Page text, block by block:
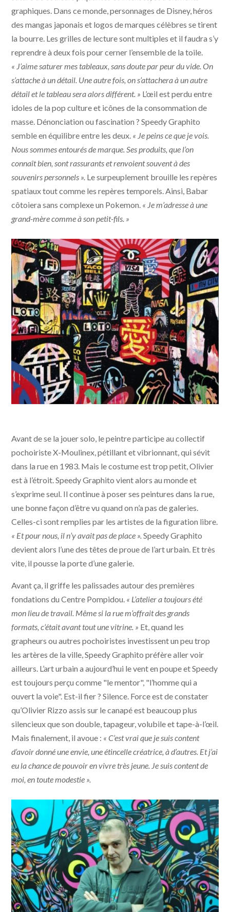
graphiques. Dans ce monde, personnages de Disney, héros
des mangas japonais et logos de marques célèbres se tirent
la bourre. Les grilles de lecture sont multiples et il faudra s’y
reprendre à deux fois pour cerner l’ensemble de la toile.
« J’aime saturer mes tableaux, sans doute par peur du vide. On
s’attache à un détail. Une autre fois, on s’attachera à un autre
détail et le tableau sera alors différent. » L’œil est perdu entre
idoles de la pop culture et icônes de la consommation de
masse. Dénonciation ou fascination ? Speedy Graphito
semble en équilibre entre les deux. « Je peins ce que je vois.
Nous sommes entourés de marque. Ses produits, que l’on
connaît bien, sont rassurants et renvoient souvent à des
souvenirs personnels ». Le surpeuplement brouille les repères
spatiaux tout comme les repères temporels. Ainsi, Babar
côtoiera sans complexe un Pokemon. « Je m’adresse à une
grand-mère comme à son petit-fils. »
Avant de se la jouer solo, le peintre participe au collectif
pochoiriste X-Moulinex, pétillant et vibrionnant, qui sévit
dans la rue en 1983. Mais le costume est trop petit, Olivier
est à l’étroit. Speedy Graphito vient alors au monde et
s’exprime seul. Il continue à poser ses peintures dans la rue,
une bonne façon d’être vu quand on n’a pas de galeries.
Celles-ci sont remplies par les artistes de la figuration libre.
« Et pour nous, il n’y avait pas de place ».Speedy Graphito
devient alors l’une des têtes de proue de l’art urbain. Et très
vite, il pousse la porte d’une galerie.
Avant ça, il griffe les palissades autour des premières
fondations du Centre Pompidou. « L’atelier a toujours été
mon lieu de travail. Même si la rue m’offrait des grands
formats, c’était avant tout une vitrine. » Et, quand les
grapheurs ou autres pochoiristes investissent un peu trop
les artères de la ville, Speedy Graphito préfère aller voir
ailleurs. L’art urbain a aujourd’hui le vent en poupe et Speedy
est toujours perçu comme "le mentor", "l’homme qui a
ouvert la voie". Est-il fier ? Silence. Force est de constater
qu’Olivier Rizzo assis sur le canapé est beaucoup plus
silencieux que son double, tapageur, volubile et tape-à-l’œil.
Mais finalement, il avoue : « C’est vrai que je suis content
d’avoir donné une envie, une étincelle créatrice, à d’autres. Et j’ai
eu la chance de pouvoir en vivre très jeune. Je suis content de
moi, en toute modestie ».